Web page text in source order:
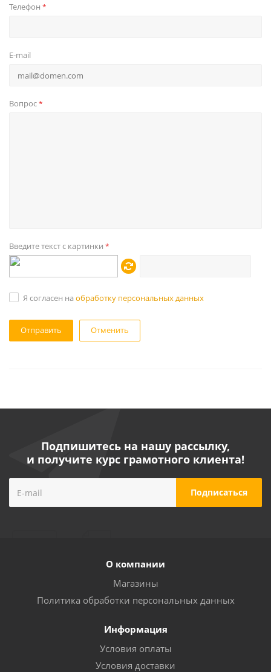
Телефон *
E-mail
Вопрос*
Введите текст с картинки *
Я согласен на обработку персональных данных
Отменить
Подпишитесь на нашу рассылку,
и получите курс грамотного клиента!
О компании
Магазины
Политика обработки персональных данных
Информация
Условия оплаты
Условия доставки